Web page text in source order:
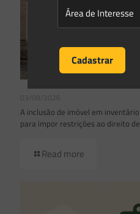
03/08/2026
A inclusão de imóvel em
para impor restrições ao direito
Read more